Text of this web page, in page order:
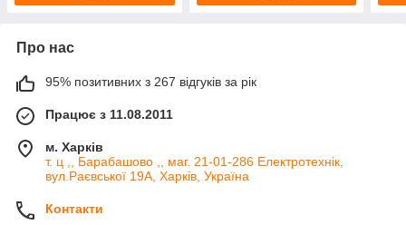
Про нас
95% позитивних з 267 відгуків за рік
Працює з 11.08.2011
м. Харків
т. ц ,, Барабашово ,, маг. 21-01-286 Електротехнік,
вул.Раєвської 19А, Харків, Україна
Контакти